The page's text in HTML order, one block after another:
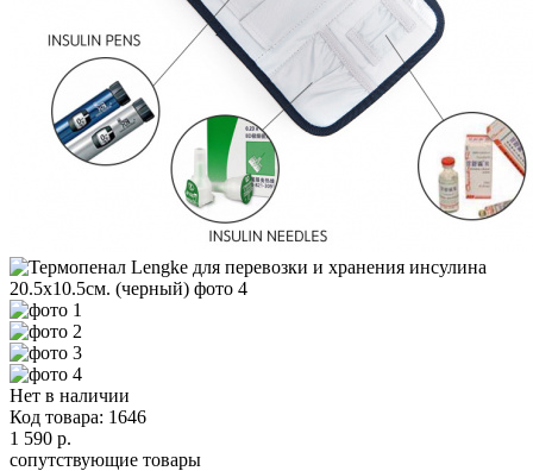
Нет в наличии
Код товара: 1646
1 590 р.
сопутствующие товары